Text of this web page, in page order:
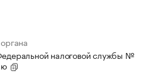
налоговой службы №